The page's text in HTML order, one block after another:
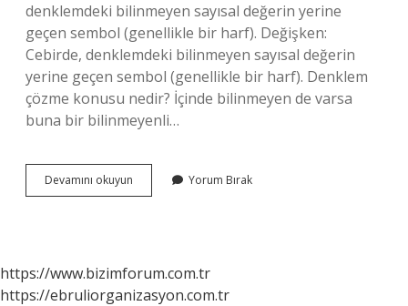
denklemdeki bilinmeyen sayısal değerin yerine
geçen sembol (genellikle bir harf). Değişken:
Cebirde, denklemdeki bilinmeyen sayısal değerin
yerine geçen sembol (genellikle bir harf). Denklem
çözme konusu nedir? İçinde bilinmeyen de varsa
buna bir bilinmeyenli…
Devamını okuyun Denklemde
Neyi
Yorum Bırak
https://www.bizimforum.com.tr
https://ebruliorganizasyon.com.tr